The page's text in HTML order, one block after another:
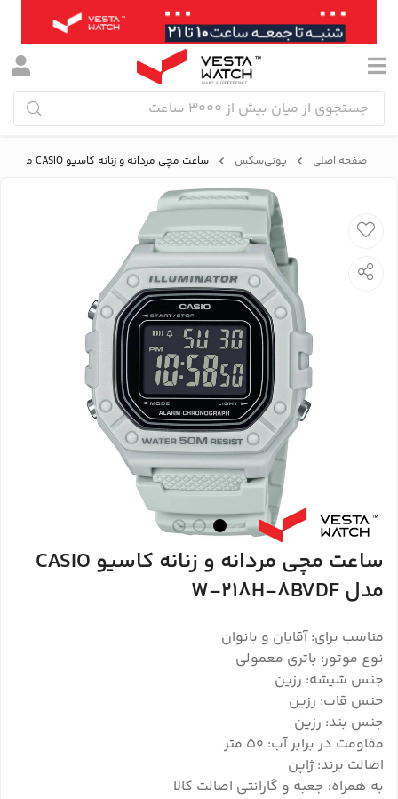
صفحه اصلی یونی‌سکس ساعت مچی مردانه و زنانه کاسیو CASIO مدل W-218H-8BVDF
ساعت مچی مردانه و زنانه کاسیو CASIO
مدل W-218H-8BVDF
مناسب برای: آقایان و بانوان
نوع موتور: باتری معمولی
جنس شیشه: رزین
جنس قاب: رزین
جنس بند: رزین
مقاومت در برابر آب: 50 متر
اصالت برند: ژاپن
به همراه: جعبه و گارانتی اصالت کالا